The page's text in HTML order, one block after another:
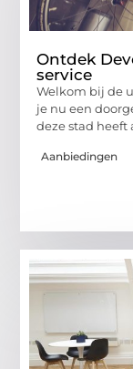
Ontdek
service
Welkom bij de
je nu een
deze stad heeft
Aanbiedingen